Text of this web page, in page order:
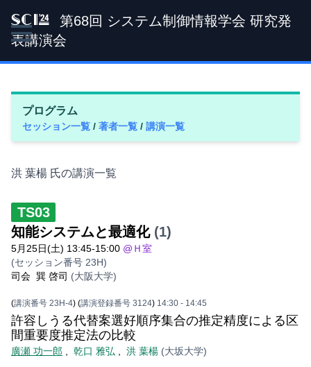
SCI '24
第68回 システム制御情報学会 研究発
表講演会
プログラム
セッション一覧 / 著者一覧 / 講演一覧
洪 葉楊 氏の講演一覧
TS03
知能システムと最適化 (1)
5月25日(土) 13:45-15:00 @Ｈ室
(セッション番号 23H)
司会 巽 啓司 (大阪大学)
(講演番号 23H-4) (講演登録番号 3124) 14:30 - 14:45
許容しうる代替案選好順序集合の推定精度による区
間重要度推定法の比較
廣瀬 功一郎 乾口 雅弘 洪 葉楊 (大坂大学)